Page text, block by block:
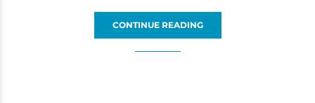
CONTINUE READING